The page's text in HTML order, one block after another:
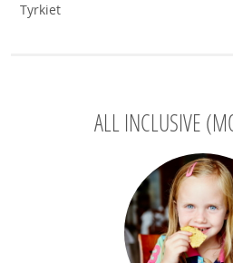
Tyrkiet
ALL INCLUSIVE